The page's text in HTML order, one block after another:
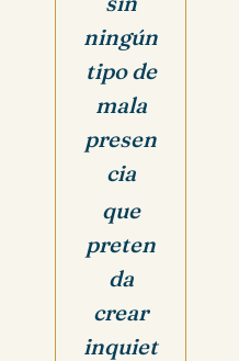
ningún
tipo de
mala
presen
cia
que
preten
da
crear
inquiet